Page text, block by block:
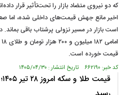
که دو نیروی متضاد بازار را تحت‌تأثیر قرار
اخیر مانع جهش قیمت‌های داخلی شده، اما
است بازار در مسیر نزولی پرشتاب باقی
قیمت خورده است.
کد خبر: ۶۶۲۱۹۰ تاریخ انتشار : ۱۴۰۵/۰۴/۳۰